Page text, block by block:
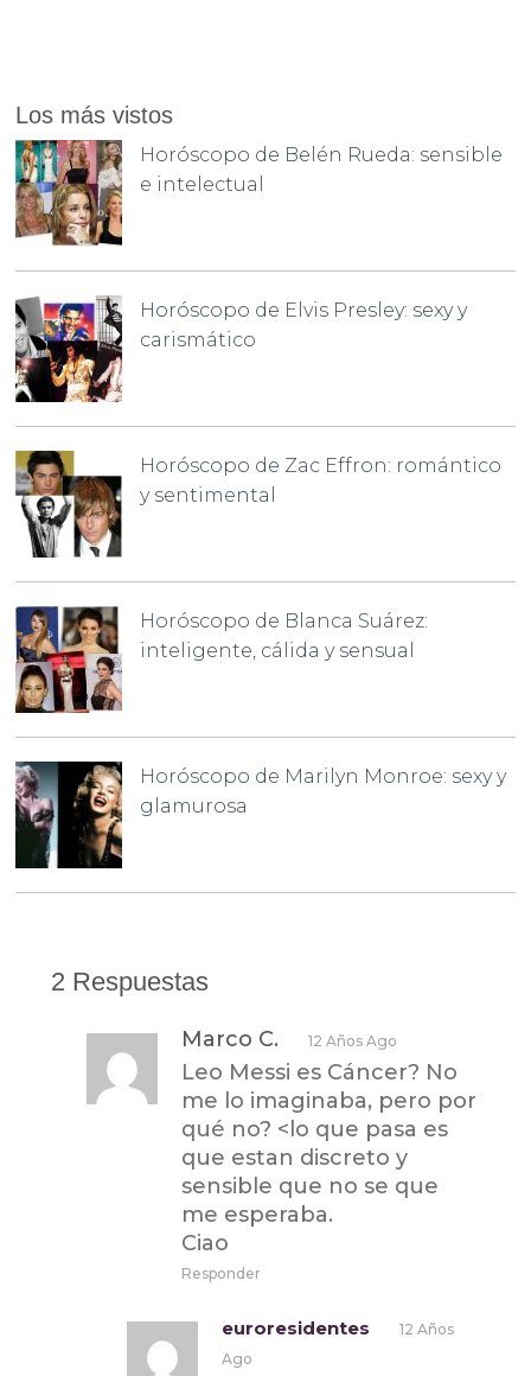
Los más vistos
Horóscopo de Belén Rueda: sensible
e intelectual
Horóscopo de Elvis Presley: sexy y
carismático
Horóscopo de Zac Effron: romántico
y sentimental
Horóscopo de Blanca Suárez:
inteligente, cálida y sensual
Horóscopo de Marilyn Monroe: sexy y
glamurosa
2 Respuestas
Marco C. 12 Años Ago
Leo Messi es Cáncer? No
me lo imaginaba, pero por
qué no? <lo que pasa es
que estan discreto y
sensible que no se que
me esperaba.
Ciao
Responder
euroresidentes
12 Años
Ago